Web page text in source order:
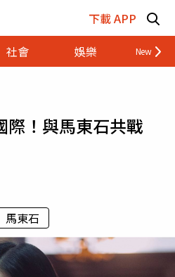
下載 APP
社會 娛樂 財經
際！與馬東石共戰
馬東石